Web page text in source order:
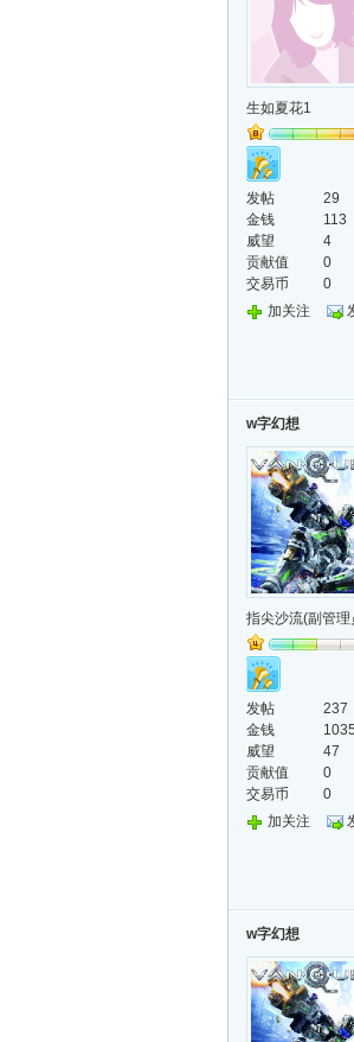
生如夏花1
发帖
29
金钱
113
威望
4
贡献值
0
交易币
0
加关注
w字幻想
指尖沙流(副管理
发帖
237
金钱
威望
47
贡献值
0
交易币
0
加关注
w字幻想